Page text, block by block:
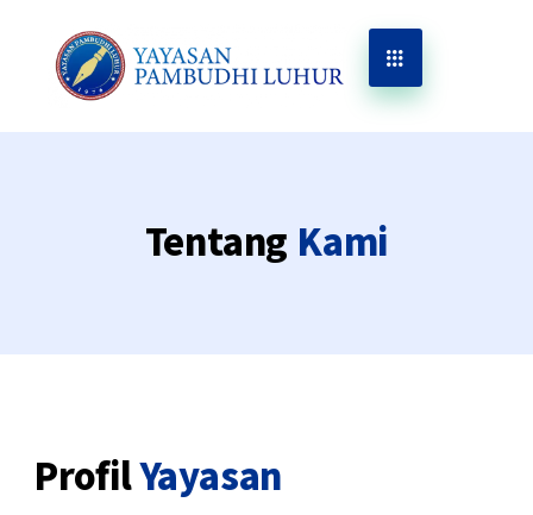
Tentang Kami
ProfilYayasan